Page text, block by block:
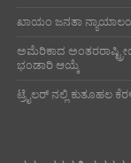
ಖಾಯಂ ಜನತಾ
ಅಮೆರಿಕಾದ
ಭಂಡಾರಿ ಆಯ್ಕೆ
ಟ್ರೈಲರ್ ನಲ್ಲಿ ಕುತೂಹಲ